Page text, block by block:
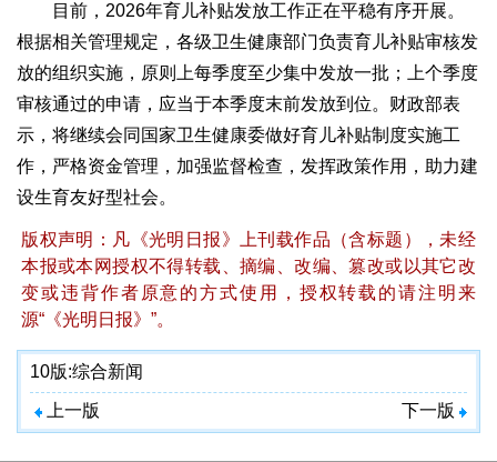
目前，2026年育儿补贴发放工作正在平稳有序开展。
根据相关管理规定，各级卫生健康部门负责育儿补贴审核发
放的组织实施，原则上每季度至少集中发放一批；上个季度
审核通过的申请，应当于本季度末前发放到位。财政部表
示，将继续会同国家卫生健康委做好育儿补贴制度实施工
作，严格资金管理，加强监督检查，发挥政策作用，助力建
设生育友好型社会。
版权声明：凡《光明日报》上刊载作品（含标题），未经
本报或本网授权不得转载、摘编、改编、篡改或以其它改
变或违背作者原意的方式使用，授权转载的请注明来
源“《光明日报》”。
10版:综合新闻
上一版 下一版